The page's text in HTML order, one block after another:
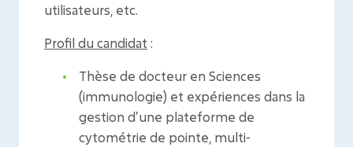
utilisateurs, etc.
Profil du candidat :
Thèse de docteur en Sciences
(immunologie) et expériences dans la
gestion d’une plateforme de
cytométrie de pointe, multi-